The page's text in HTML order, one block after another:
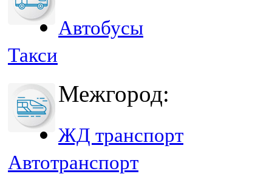
Автобусы
Такси
Межгород:
ЖД транспорт
Автотранспорт